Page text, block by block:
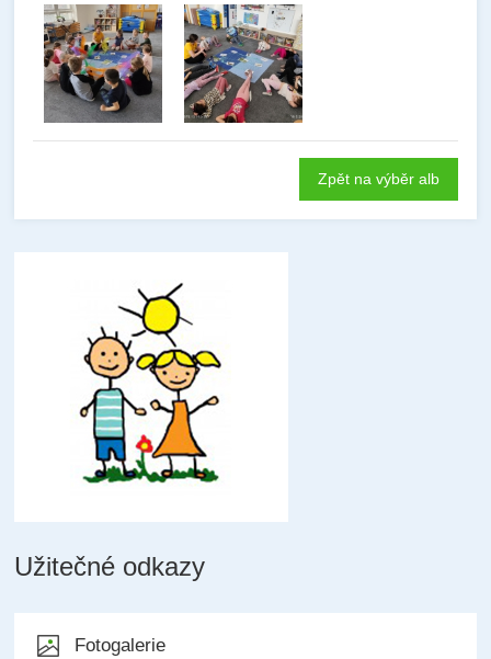
Zpět na výběr alb
Užitečné odkazy
Fotogalerie